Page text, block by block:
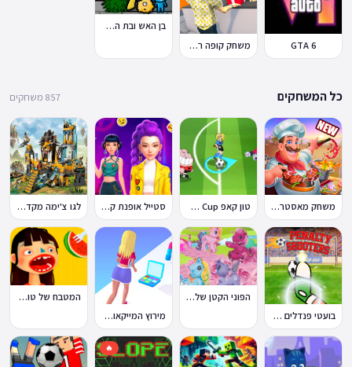
GTA 6 משחק קופה ראשית
בן האש ובת המים 7: וחברים
כל המשחקים 857 משחקים
משחק מאסטר שף טון קאפ Toon Cup סטייל אופנת קיי-פופ לגו צ'ימה מקדש האריות
בועטי פנדלים Penalty Shooters
הפוני הקטן שלי: מסיבה בכפר
מירוץ המייקאובר Makeover Run
המטבח של טוקה בוקה
🔥